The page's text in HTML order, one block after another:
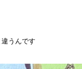
うんです